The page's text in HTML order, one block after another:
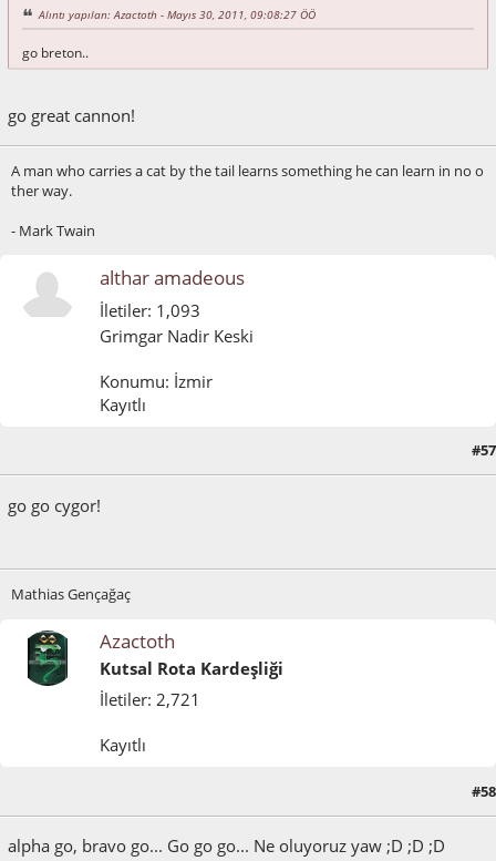
Alıntı yapılan: Azactoth - Mayıs 30, 2011, 09:08:27 ÖÖ
go breton..
go great cannon!
A man who carries a cat by the tail learns something he can learn in no o
ther way.
- Mark Twain
althar amadeous
İletiler: 1,093
Grimgar Nadir Keski
Konumu: İzmir
Kayıtlı
#57
go go cygor!
Mathias Gençağaç
Azactoth
Kutsal Rota Kardeşliği
İletiler: 2,721
Kayıtlı
#58
alpha go, bravo go... Go go go... Ne oluyoruz yaw ;D ;D ;D